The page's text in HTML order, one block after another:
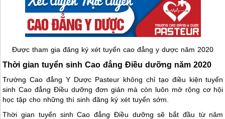
Được tham gia đăng ký xét tuyển cao đẳng y dược năm 2020
Thời gian tuyển sinh Cao đẳng Điều dưỡng năm 2020
Trường Cao đẳng Y Dược Pasteur không chỉ tạo điều kiện tuyển
sinh Cao đẳng Điều dưỡng đơn giản mà còn luôn mở rộng cơ hội
học tập cho những thí sinh đăng ký xét tuyển sớm.
Thời gian tuyển sinh Cao đẳng Điều dưỡng sẽ bắt đầu từ năm